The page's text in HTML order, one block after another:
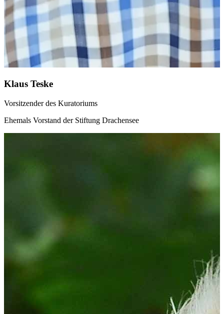
Klaus Teske
Vorsitzender des Kuratoriums
Ehemals Vorstand der Stiftung Drachensee